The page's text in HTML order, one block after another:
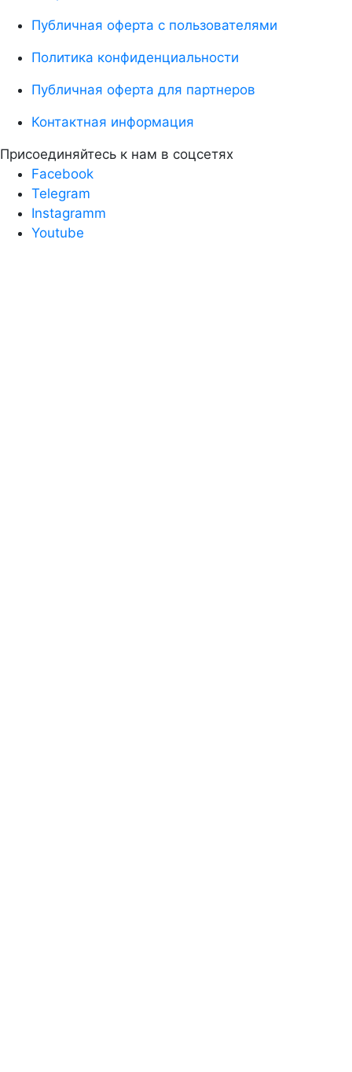
Публичная оферта с пользователями
Политика конфиденциальности
Публичная оферта для партнеров
Контактная информация
Присоединяйтесь к нам в соцсетях
Facebook
Telegram
Instagramm
Youtube